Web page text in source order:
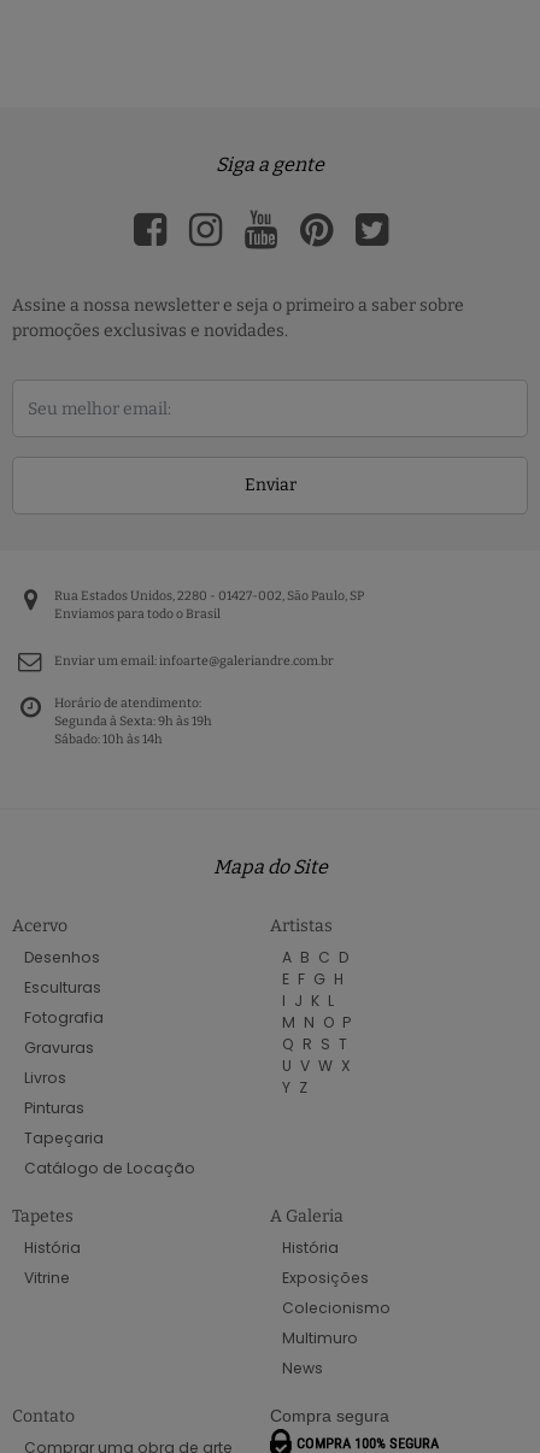
Siga a gente
Assine a nossa newsletter e seja o primeiro a saber sobre
promoções exclusivas e novidades.
Enviar
Rua Estados Unidos, 2280 - 01427-002, São Paulo, SP
Enviamos para todo o Brasil
Enviar um email:infoarte@galeriandre.com.br
Horário de atendimento:
Segunda à Sexta: 9h às 19h
Sábado: 10h às 14h
Mapa do Site
Acervo
Desenhos
Esculturas
Fotografia
Gravuras
Livros
Pinturas
Tapeçaria
Catálogo de Locação
Artistas
A B C D
E F G H
I J K L
M N O P
Q R S T
U V W X
Y Z
Tapetes
História
Vitrine
A Galeria
História
Exposições
Colecionismo
Multimuro
News
Contato
Comprar uma obra de arte
Compra segura